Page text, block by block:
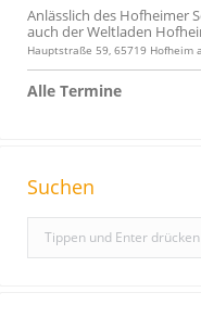
Anlässlich des Hofheimer
auch der Weltladen
Hauptstraße 59, 65719 Hofheim
Alle Termine
Suchen
e